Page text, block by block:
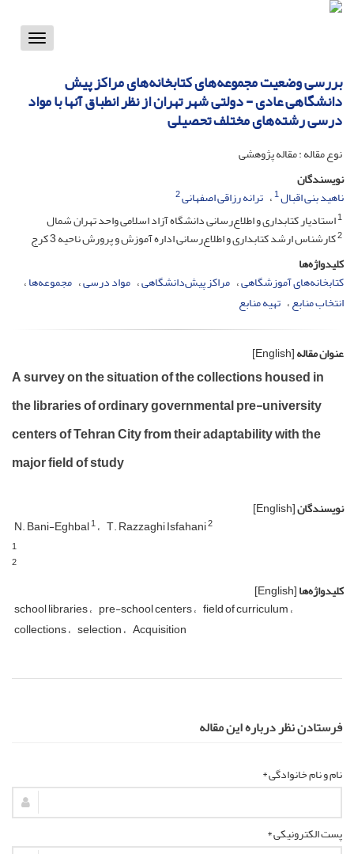
Toggle
بررسی وضعیت مجموعه‌های کتابخانه‌های مراکز پیش
دانشگاهی عادی - دولتی شهر تهران از نظر انطباق آنها با مواد
درسی رشته‌های مختلف تحصیلی
نوع مقاله : مقاله پژوهشی
نویسندگان
ناهید بنی اقبال1 ترانه رزاقی اصفهانی2
1استادیار کتابداری و اطلاع‌رسانی دانشگاه آزاد اسلامی واحد تهران شمال
2کارشناس ارشد کتابداری و اطلاع‌رسانی اداره آموزش و پرورش ناحیه 3 کرج
کلیدواژه‌ها
کتابخانه‌های آموزشگاهی مراکز پیش‌دانشگاهی مواد درسی مجموعه‌ها
انتخاب منابع تهیه منابع
عنوان مقاله[English]
A survey on the situation of the collections housed in
the libraries of ordinary governmental pre-university
centers of Tehran City from their adaptability with the
major field of study
نویسندگان[English]
N. Bani-Eghbal1 T. Razzaghi Isfahani2
1
2
کلیدواژه‌ها[English]
school libraries pre-school centers field of curriculum
collections selection Acquisition
فرستادن نظر درباره این مقاله
نام و نام خانوادگی *
پست الکترونیکی *